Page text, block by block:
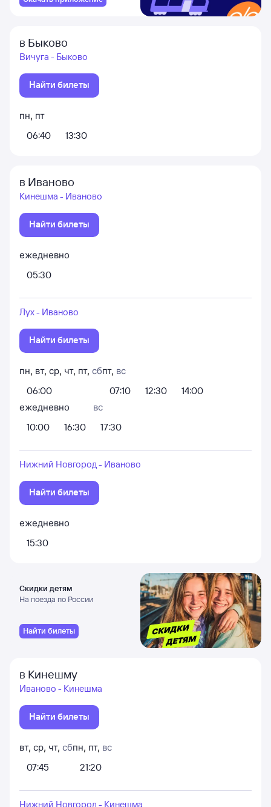
в Быково
Вичуга - Быково
Найти билеты
пн, пт
06:40
13:30
в Иваново
Кинешма - Иваново
Найти билеты
ежедневно
05:30
Лух - Иваново
Найти билеты
пн, вт, ср, чт, пт, сб
06:00
пт, вс
07:10
12:30
14:00
ежедневно
10:00
16:30
вс
17:30
Нижний Новгород - Иваново
Найти билеты
ежедневно
15:30
Скидки детям
На поезда по России
Найти билеты
в Кинешму
Иваново - Кинешма
Найти билеты
вт, ср, чт, сб
07:45
пн, пт, вс
21:20
Нижний Новгород - Кинешма